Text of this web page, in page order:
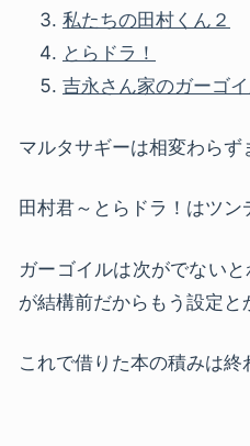
私たちの田村くん２
とらドラ！
吉永さん家のガーゴイ
マルタサギーは相変わらず
田村君～とらドラ！はツン
ガーゴイルは次がでない
が結構前だからもう設定と
これで借りた本の積みは終